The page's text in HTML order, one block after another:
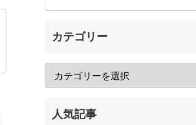
カテゴリー
人気記事